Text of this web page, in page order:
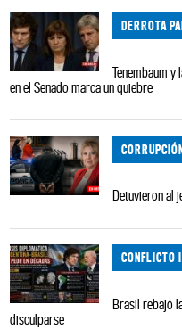
DERROTA
Tenembaum
en el Senado marca un quiebre
Detuvieron al
CONFLICTO
Brasil rebajó
disculparse